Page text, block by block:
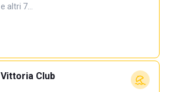
e altri 7…
Vittoria Club